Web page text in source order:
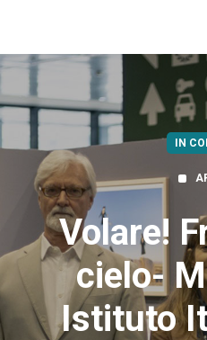
IN
Volare!
cielo-
Istituto